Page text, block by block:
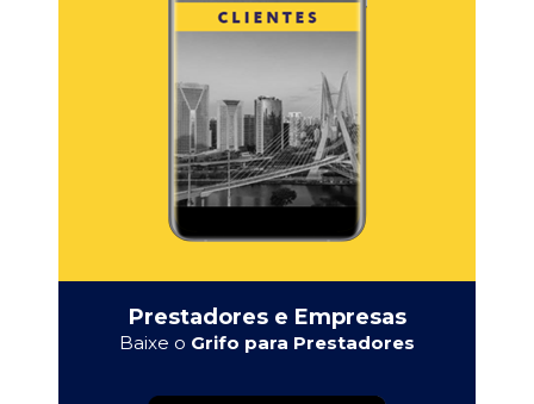
Prestadores e Empresas
Baixe o Grifo para Prestadores